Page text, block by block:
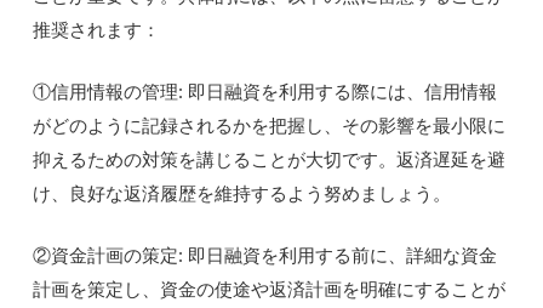
推奨されます：
①信用情報の管理: 即日融資を利用する際には、信用情報
がどのように記録されるかを把握し、その影響を最小限に
抑えるための対策を講じることが大切です。返済遅延を避
け、良好な返済履歴を維持するよう努めましょう。
②資金計画の策定: 即日融資を利用する前に、詳細な資金
計画を策定し、資金の使途や返済計画を明確にすることが